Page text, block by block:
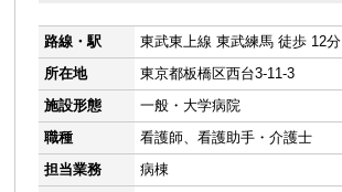
路線・駅
東武東上線 東武練馬 徒歩 12分
所在地
東京都板橋区西台3-11-3
施設形態
一般・大学病院
職種
看護師、看護助手・介護士
担当業務
病棟